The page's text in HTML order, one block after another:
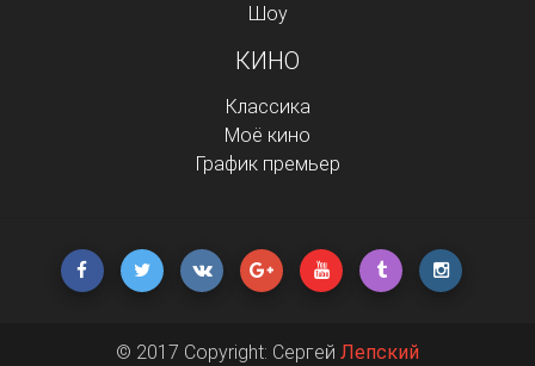
Шоу
КИНО
Классика
Моё кино
График премьер
© 2017 Copyright: Сергей Лепский